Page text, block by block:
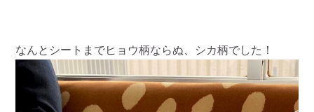
なんとシートまでヒョウ柄ならぬ、シカ柄でした！